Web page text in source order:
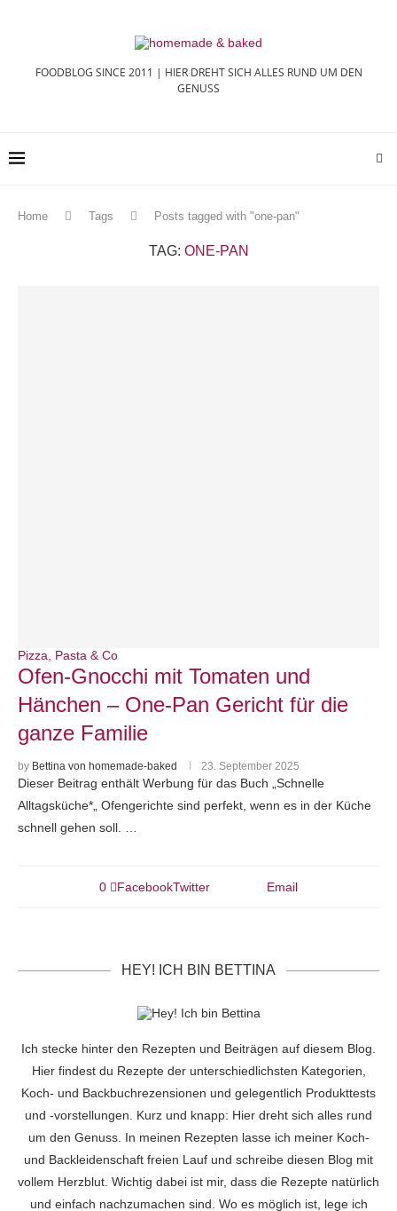
FOODBLOG SINCE 2011 | HIER DREHT SICH ALLES RUND UM DEN
GENUSS
Home Tags Posts tagged with "one-pan"
TAG: ONE-PAN
Pizza, Pasta & Co
Ofen-Gnocchi mit Tomaten und
Hänchen – One-Pan Gericht für die
ganze Familie
by Bettina von homemade-baked 23. September 2025
Dieser Beitrag enthält Werbung für das Buch „Schnelle
Alltagsküche*„ Ofengerichte sind perfekt, wenn es in der Küche
schnell gehen soll. …
0 FacebookTwitter Email
HEY! ICH BIN BETTINA
Ich stecke hinter den Rezepten und Beiträgen auf diesem Blog.
Hier findest du Rezepte der unterschiedlichsten Kategorien,
Koch- und Backbuchrezensionen und gelegentlich Produkttests
und -vorstellungen. Kurz und knapp: Hier dreht sich alles rund
um den Genuss. In meinen Rezepten lasse ich meiner Koch-
und Backleidenschaft freien Lauf und schreibe diesen Blog mit
vollem Herzblut. Wichtig dabei ist mir, dass die Rezepte natürlich
und einfach nachzumachen sind. Wo es möglich ist, lege ich